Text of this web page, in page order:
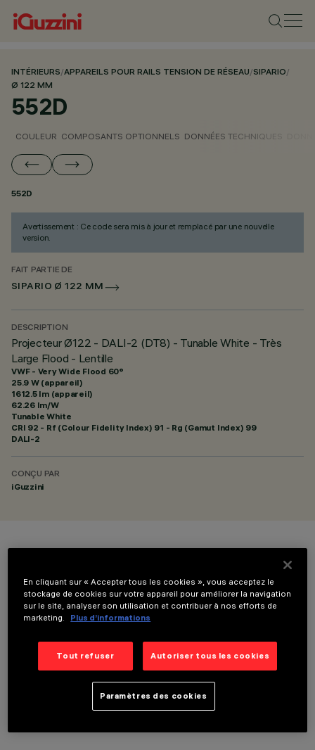
INTÉRIEURS/APPAREILS POUR RAILS TENSION DE RÉSEAU/SIPARIO/
Ø 122 MM
552D
COULEUR COMPOSANTS OPTIONNELS DONNÉES TECHNIQUES
552D
Avertissement : Ce code sera mis à jour et remplacé par une nouvelle
version.
FAIT PARTIE DE
SIPARIO Ø 122 MM
DESCRIPTION
Projecteur Ø122 - DALI-2 (DT8) - Tunable White - Très
Large Flood - Lentille
VWF - Very Wide Flood 60°
25.9 W (appareil)
1612.5 lm (appareil)
62.26 lm/W
Tunable White
CRI 92 - Rf (Colour Fidelity Index) 91 - Rg (Gamut Index) 99
DALI-2
CONÇU PAR
iGuzzini
COMPOSANTS OPTIONNELS
En cliquant sur « Accepter tous les cookies », vous acceptez le
stockage de cookies sur votre appareil pour améliorer la navigation
sur le site, analyser son utilisation et contribuer à nos efforts de
marketing.
Plus d’informations
Tout refuser Autoriser tous les cookies
Paramètres des cookies